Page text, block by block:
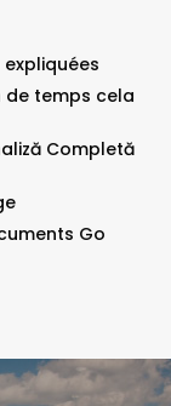
expliquées
de temps cela
Completă
Go